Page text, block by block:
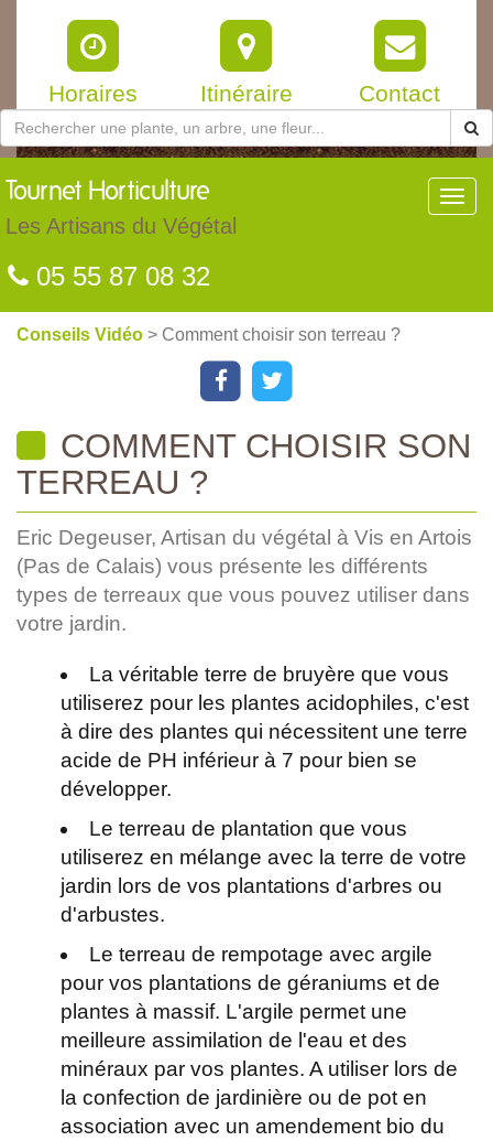
Horaires Itinéraire Contact
Tournet Horticulture
Les Artisans du Végétal
05 55 87 08 32
Conseils Vidéo > Comment choisir son terreau ?
COMMENT CHOISIR SON
TERREAU ?
Eric Degeuser, Artisan du végétal à Vis en Artois
(Pas de Calais) vous présente les différents
types de terreaux que vous pouvez utiliser dans
votre jardin.
La véritable terre de bruyère que vous
utiliserez pour les plantes acidophiles, c'est
à dire des plantes qui nécessitent une terre
acide de PH inférieur à 7 pour bien se
développer.
Le terreau de plantation que vous
utiliserez en mélange avec la terre de votre
jardin lors de vos plantations d'arbres ou
d'arbustes.
Le terreau de rempotage avec argile
pour vos plantations de géraniums et de
plantes à massif. L'argile permet une
meilleure assimilation de l'eau et des
minéraux par vos plantes. A utiliser lors de
la confection de jardinière ou de pot en
association avec un amendement bio du